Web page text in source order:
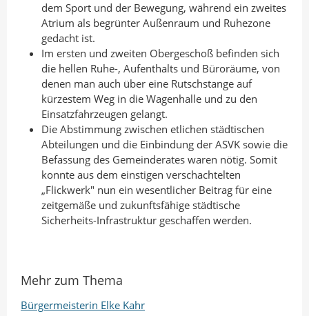
dem Sport und der Bewegung, während ein zweites
Atrium als begrünter Außenraum und Ruhezone
gedacht ist.
Im ersten und zweiten Obergeschoß befinden sich
die hellen Ruhe-, Aufenthalts und Büroräume, von
denen man auch über eine Rutschstange auf
kürzestem Weg in die Wagenhalle und zu den
Einsatzfahrzeugen gelangt.
Die Abstimmung zwischen etlichen städtischen
Abteilungen und die Einbindung der ASVK sowie die
Befassung des Gemeinderates waren nötig. Somit
konnte aus dem einstigen verschachtelten
„Flickwerk" nun ein wesentlicher Beitrag für eine
zeitgemäße und zukunftsfähige städtische
Sicherheits-Infrastruktur geschaffen werden.
Mehr zum Thema
Bürgermeisterin Elke Kahr